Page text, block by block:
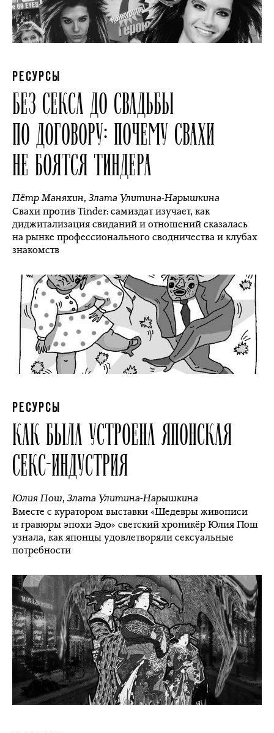
РЕСУРСЫ
БЕЗ СЕКСА ДО СВАДЬБЫ
ПО ДОГОВОРУ: ПОЧЕМУ СВАХИ
НЕ БОЯТСЯ ТИНДЕРА
Пётр Маняхин,Злата Улитина-Нарышкина
Свахи против Tinder: самиздат изучает, как
диджитализация свиданий и отношений сказалась
на рынке профессионального сводничества и клубах
знакомств
РЕСУРСЫ
КАК БЫЛА УСТРОЕНА ЯПОНСКАЯ
СЕКС-ИНДУСТРИЯ
Юлия Пош,Злата Улитина-Нарышкина
Вместе с куратором выставки «Шедевры живописи
и гравюры эпохи Эдо» светский хроникёр Юлия Пош
узнала, как японцы удовлетворяли сексуальные
потребности